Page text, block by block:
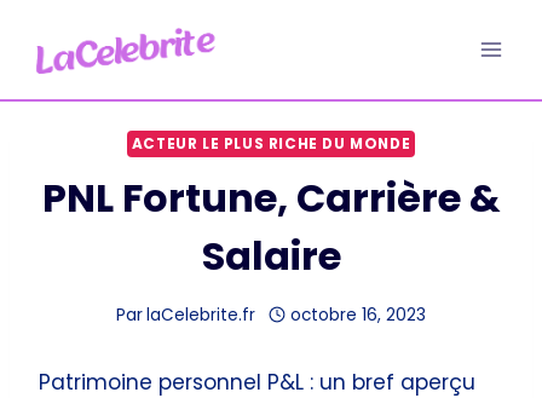
contenu
ACTEUR LE PLUS RICHE DU MONDE
PNL Fortune, Carrière &
Salaire
ParlaCelebrite.fr octobre 16, 2023
Patrimoine personnel P&L : un bref aperçu